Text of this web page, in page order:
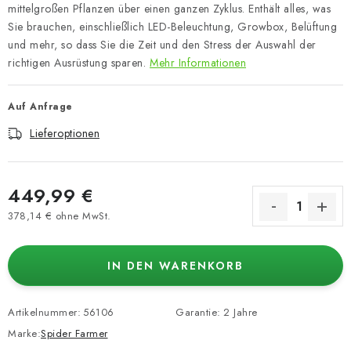
mittelgroßen Pflanzen über einen ganzen Zyklus. Enthält alles, was
Sie brauchen, einschließlich LED-Beleuchtung, Growbox, Belüftung
und mehr, so dass Sie die Zeit und den Stress der Auswahl der
richtigen Ausrüstung sparen. Mehr Informationen
Auf Anfrage
Lieferoptionen
449,99 €
378,14 € ohne MwSt.
IN DEN WARENKORB
Artikelnummer: 56106
Marke:Spider Farmer
Garantie: 2 Jahre